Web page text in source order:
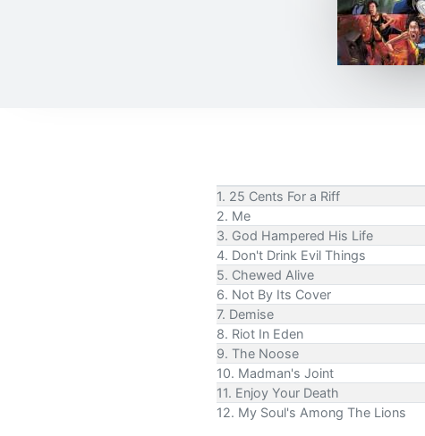
1. 25 Cents For a Riff
2. Me
3. God Hampered His Life
4. Don't Drink Evil Things
5. Chewed Alive
6. Not By Its Cover
7. Demise
8. Riot In Eden
9. The Noose
10. Madman's Joint
11. Enjoy Your Death
12. My Soul's Among The Lions